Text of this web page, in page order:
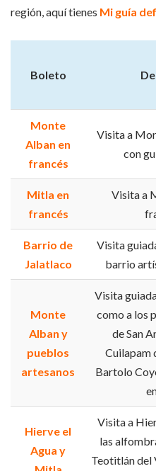
región, aquí tienes Mi guía
Boleto
Monte
Alban en
francés
Visita a
con
Mitla en
francés
Visita a
Barrio de
Jalatlaco
Visita
barrio
Monte
Alban y
pueblos
artesanos
Visita
como a los
de San
Cuilapam
Bartolo
Hierve el
Agua y
Visita a
las
Teotitlán del